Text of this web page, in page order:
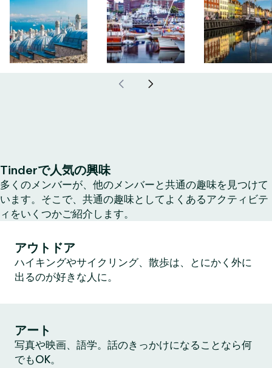
Tinderで人気の興味
多くのメンバーが、他のメンバーと共通の趣味を見つけて
います。そこで、共通の趣味としてよくあるアクティビテ
ィをいくつかご紹介します。
アウトドア
ハイキングやサイクリング、散歩は、とにかく外に
出るのが好きな人に。
アート
写真や映画、語学。話のきっかけになることなら何
でもOK。